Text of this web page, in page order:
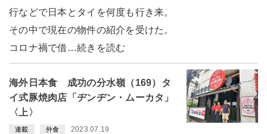
行などで日本とタイを何度も行き来。
その中で現在の物件の紹介を受けた。
コロナ禍で借…続きを読む
海外日本食 成功の分水嶺（169）タ
イ式豚焼肉店「ヂンヂン・ムーカタ」
〈上〉
連載 外食 2023.07.19